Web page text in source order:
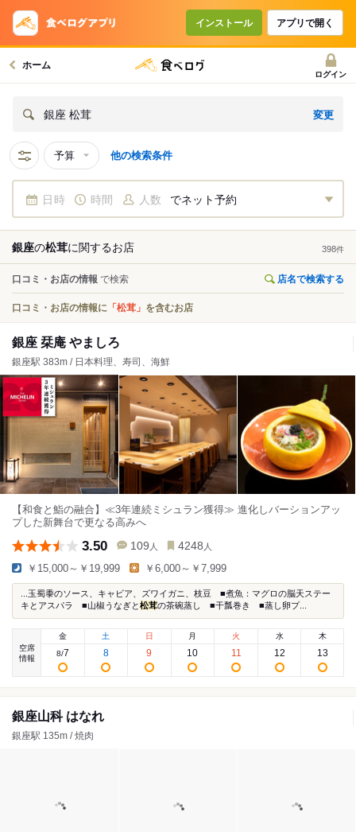
インストール アプリで開く
ホーム
ログイン
銀座 松茸 変更
予算 他の検索条件
日時 時間 人数 でネット予約
銀座の松茸に関するお店 398件
口コミ・お店の情報 で検索 店名で検索する
口コミ・お店の情報に 「松茸」 を含むお店
銀座 栞庵 やましろ
銀座駅 383m / 日本料理、寿司、海鮮
【和食と鮨の融合】≪3年連続ミシュラン獲得≫ 進化しバーションアッ
プした新舞台で更なる高みへ
3.50 109 人 4248 人
￥15,000～￥19,999 ￥6,000～￥7,999
...玉蜀黍のソース、キャビア、ズワイガニ、枝豆 ■煮魚：マグロの脳天ステー
キとアスパラ ■山椒うなぎと松茸の茶碗蒸し ■干瓢巻き ■蒸し卵プ...
空席
情報
金
8/7
土
8
日
9
月
10
火
11
水
12
木
13
銀座山科 はなれ
銀座駅 135m / 焼肉